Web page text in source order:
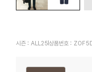
시즌 : ALL25 상품번호 :